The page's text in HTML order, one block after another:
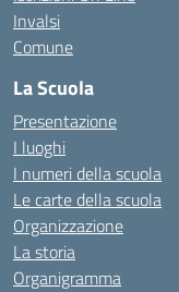
Invalsi
Comune
La Scuola
Presentazione
I luoghi
I numeri della scuola
Le carte della scuola
Organizzazione
La storia
Organigramma